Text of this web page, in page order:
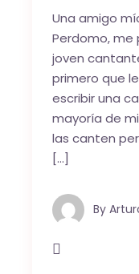
Una amigo
Perdomo, me
joven
primero que
escribir una
mayoría de
las canten
[…]
By